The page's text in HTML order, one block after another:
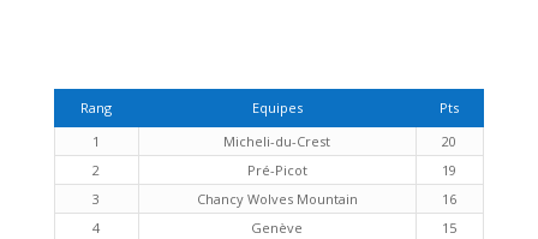
Rang Equipes
Pts
1
Micheli-du-Crest
20
2
Pré-Picot
19
3
Chancy Wolves Mountain
16
4
Genève
15